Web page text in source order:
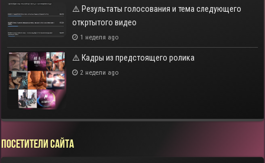
⚠️ Результаты голосования и тема следующего
откртытого видео
1 неделя ago
⚠️ Кадры из предстоящего ролика
2 недели ago
Посетители сайта